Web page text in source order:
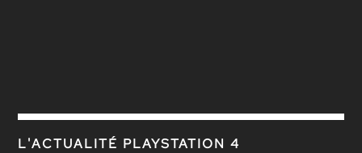
L'ACTUALITÉ PLAYSTATION 4